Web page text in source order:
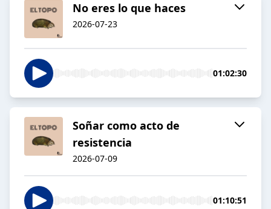
No eres lo que haces
2026-07-23
01:02:30
Soñar como acto de
resistencia
2026-07-09
01:10:51